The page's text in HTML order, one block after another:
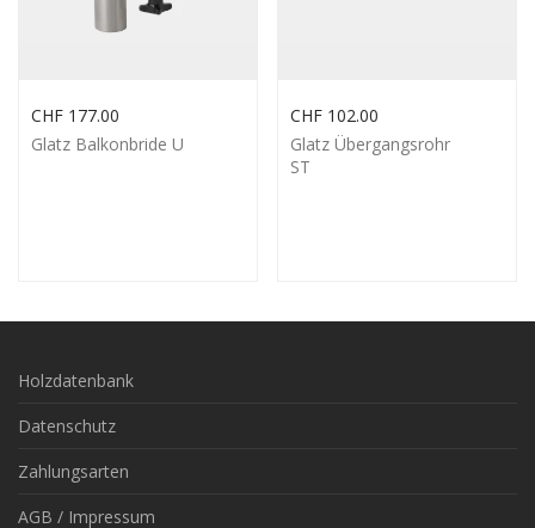
Glatz Balkonbride U
CHF 177.00
Glatz Übergangsrohr
ST
CHF 102.00
Holzdatenbank
Datenschutz
Zahlungsarten
AGB / Impressum